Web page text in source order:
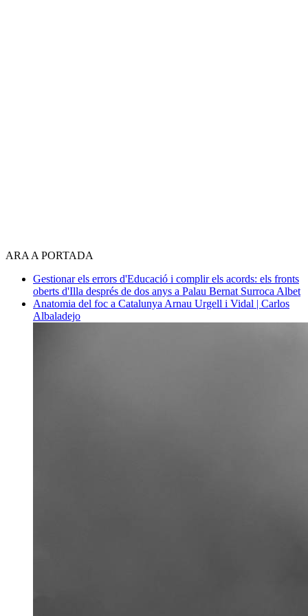
ARA A PORTADA
Gestionar els errors d'Educació i complir els acords: els fronts
oberts d'Illa després de dos anys a Palau Bernat Surroca Albet
Anatomia del foc a Catalunya Arnau Urgell i Vidal | Carlos
Albaladejo